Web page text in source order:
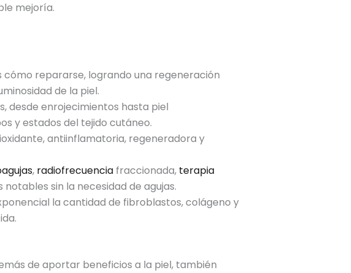
mejoría.
cómo repararse, logrando una regeneración
de la piel.
desde enrojecimientos hasta piel
y estados del tejido cutáneo.
antiinflamatoria, regeneradora y
, radiofrecuenciafraccionada, terapia
sin la necesidad de agujas.
la cantidad de fibroblastos, colágeno y
de aportar beneficios a la piel, también